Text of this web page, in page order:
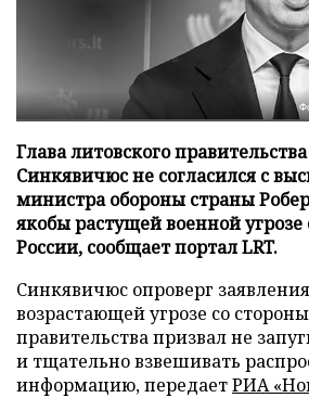
Глава литовского
Синкявичюс не согласился с
министра обороны страны
якобы растущей военной угрозе
России, сообщает портал LRT.
Синкявичюс опроверг
возрастающей угрозе со
правительства призвал не
и тщательно взвешивать
информацию, передаетРИА